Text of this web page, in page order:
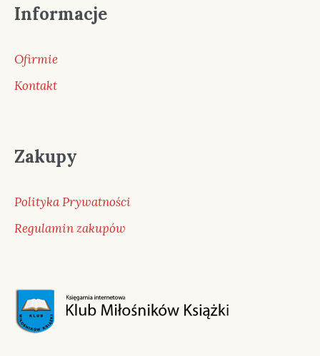
Informacje
Ofirmie
Kontakt
Zakupy
Polityka Prywatności
Regulamin zakupów